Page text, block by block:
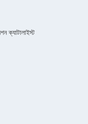
ক্যাটালাইস্ট